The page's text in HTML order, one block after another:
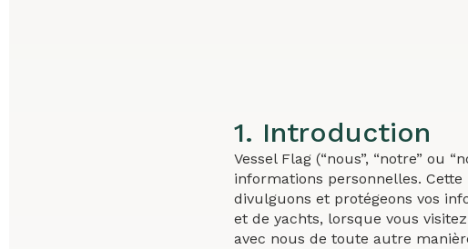
1. Introduction
Vessel Flag (“nous”, “notre” ou
informations personnelles.
divulguons et protégeons vos
et de yachts, lorsque vous
avec nous de toute autre